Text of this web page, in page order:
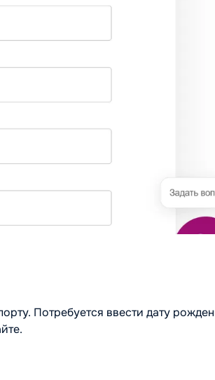
Потребуется ввести дату